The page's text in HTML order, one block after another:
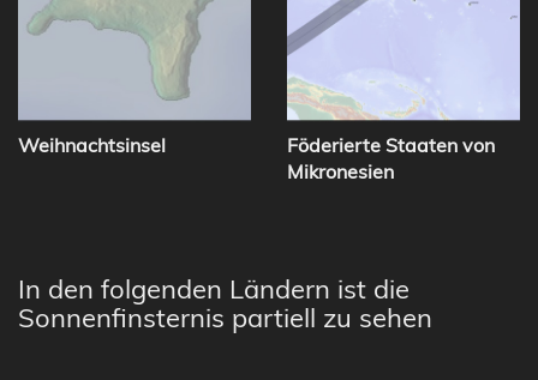
Weihnachtsinsel
Föderierte Staaten von
Mikronesien
In den folgenden Ländern ist die
Sonnenfinsternis partiell zu sehen